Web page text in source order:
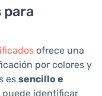
para
ofrece una
por colores y
es sencillo e
puede identificar